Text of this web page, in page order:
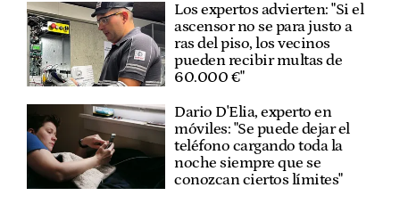
Los expertos advierten: "Si el
ascensor no se para justo a
ras del piso, los vecinos
pueden recibir multas de
60.000 €"
Dario D'Elia, experto en
móviles: "Se puede dejar el
teléfono cargando toda la
noche siempre que se
conozcan ciertos límites"